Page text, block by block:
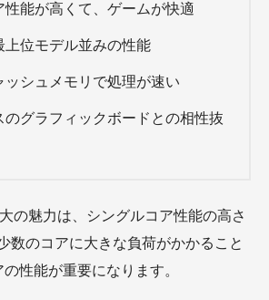
性能が高くて、ゲームが快適
上位モデル並みの性能
ッシュメモリで処理が速い
のグラフィックボードとの相性抜
の魅力は、シングルコア性能の高さ
数のコアに大きな負荷がかかること
性能が重要になります。